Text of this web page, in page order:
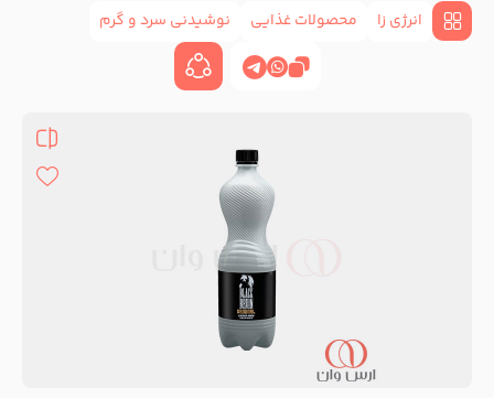
انرژی زا محصولات غذایی نوشیدنی سرد و گرم